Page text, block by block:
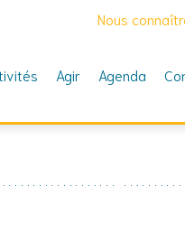
Nous
Agir Agenda